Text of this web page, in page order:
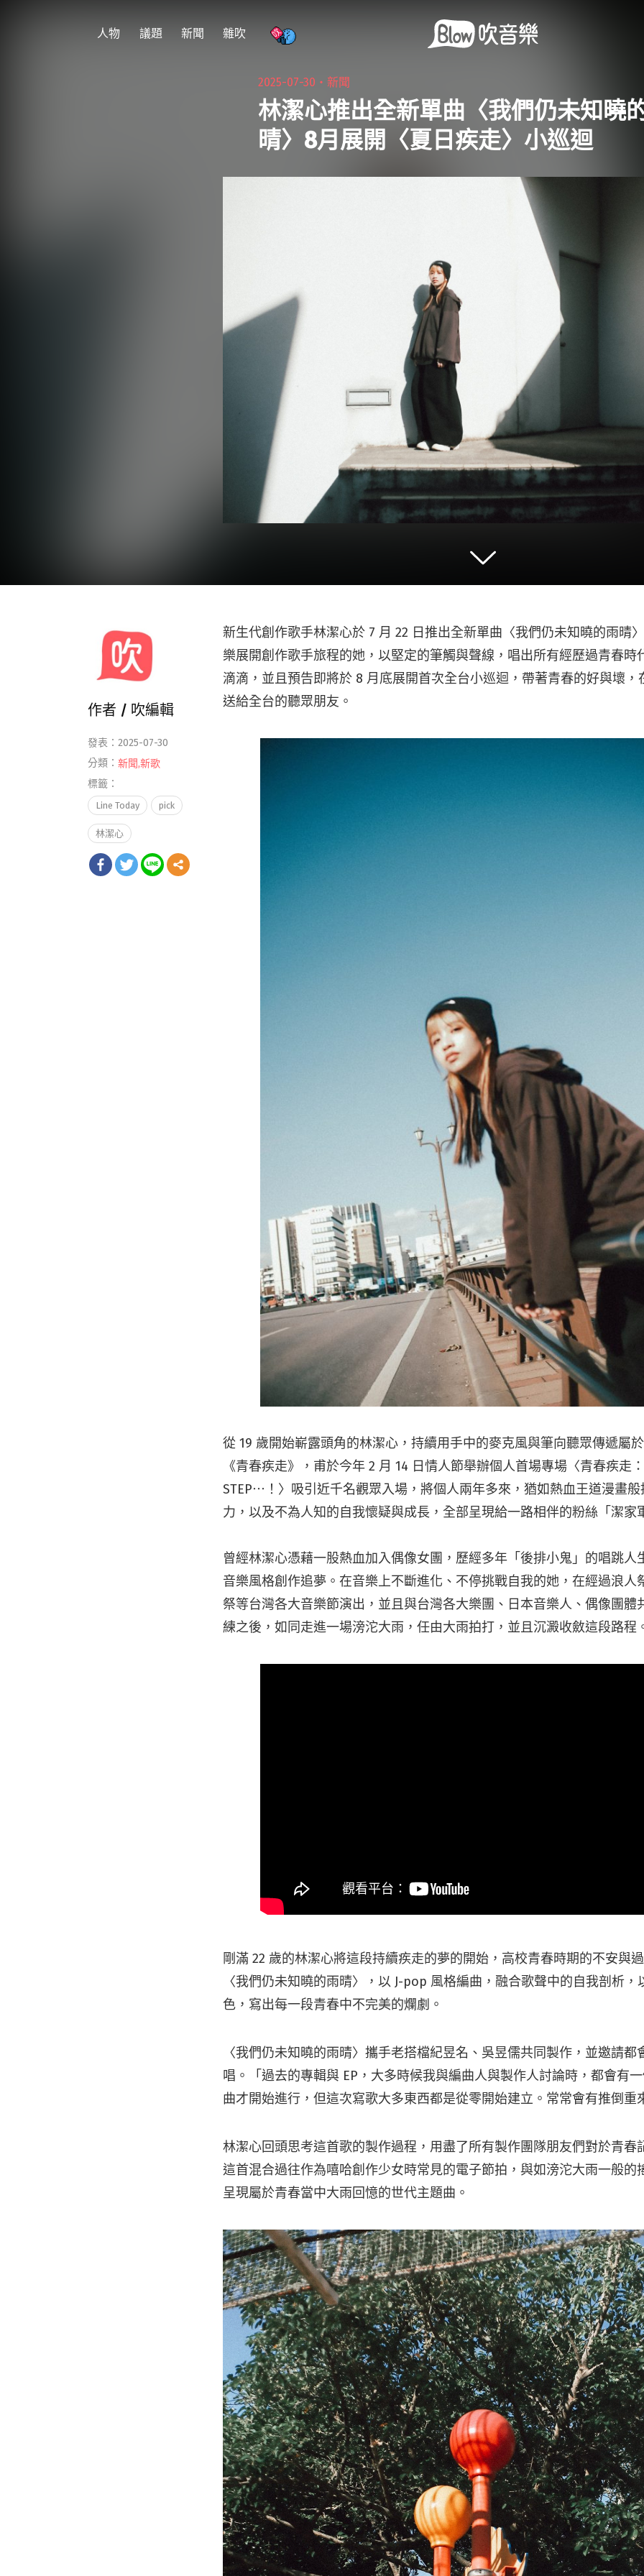
人物 議題 新聞 雜吹
2025-07-30・新聞
林潔心推出全新單曲〈我們仍未知曉
晴〉8月展開〈夏日疾走〉小巡迴
新生代創作歌手林潔心於 7 月 22 日推出全新單曲〈我們仍未知曉的雨晴
樂展開創作歌手旅程的她，以堅定的筆觸與聲線，唱出所有經歷過青春時
滴滴，並且預告即將於 8 月底展開首次全台小巡迴，帶著青春的好與壞，
送給全台的聽眾朋友。
從 19 歲開始嶄露頭角的林潔心，持續用手中的麥克風與筆向聽眾傳遞屬
《青春疾走》，甫於今年 2 月 14 日情人節舉辦個人首場專場〈青春疾走
STEP⋯！〉吸引近千名觀眾入場，將個人兩年多來，猶如熱血王道漫畫
力，以及不為人知的自我懷疑與成長，全部呈現給一路相伴的粉絲「潔家
曾經林潔心憑藉一股熱血加入偶像女團，歷經多年「後排小鬼」的唱跳人
音樂風格創作追夢。在音樂上不斷進化、不停挑戰自我的她，在經過浪人
祭等台灣各大音樂節演出，並且與台灣各大樂團、日本音樂人、偶像團體
練之後，如同走進一場滂沱大雨，任由大雨拍打，並且沉澱收斂這段路程
剛滿 22 歲的林潔心將這段持續疾走的夢的開始，高校青春時期的不安與
〈我們仍未知曉的雨晴〉，以 J-pop 風格編曲，融合歌聲中的自我剖析，
色，寫出每一段青春中不完美的爛劇。
〈我們仍未知曉的雨晴〉攜手老搭檔紀昱名、吳昱儒共同製作，並邀請都
唱。「過去的專輯與 EP，大多時候我與編曲人與製作人討論時，都會有
曲才開始進行，但這次寫歌大多東西都是從零開始建立。常常會有推倒重
林潔心回頭思考這首歌的製作過程，用盡了所有製作團隊朋友們對於青春
這首混合過往作為嘻哈創作少女時常見的電子節拍，與如滂沱大雨一般的
呈現屬於青春當中大雨回憶的世代主題曲。
作者 / 吹編輯
發表：2025-07-30
分類： 新聞,新歌
標籤：
Line Today pick
林潔心